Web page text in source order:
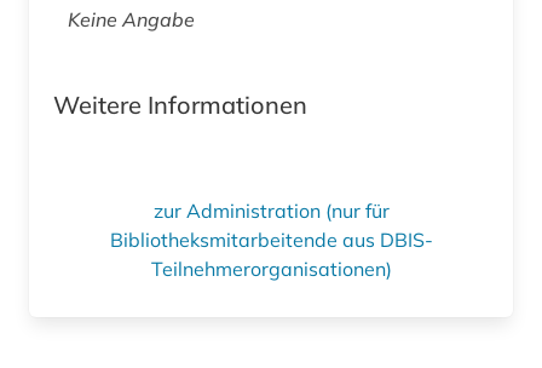
Keine Angabe
Weitere Informationen
zur Administration (nur für
Bibliotheksmitarbeitende aus DBIS-
Teilnehmerorganisationen)